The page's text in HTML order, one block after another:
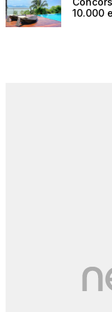
10.000